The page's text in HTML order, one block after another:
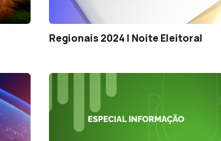
Regionais 2024 | Noite Eleitoral